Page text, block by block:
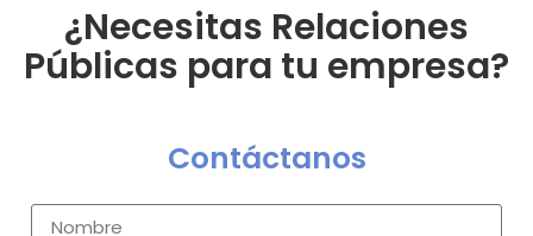
¿Necesitas Relaciones
Públicas para tu empresa?
Contáctanos